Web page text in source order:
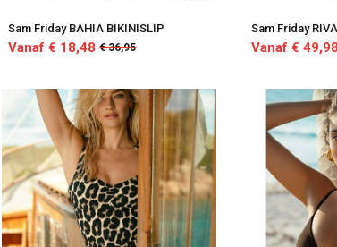
Sam Friday BAHIA BIKINISLIP
Vanaf € 18,48 € 36,95
Sam Friday
Vanaf € 49,98